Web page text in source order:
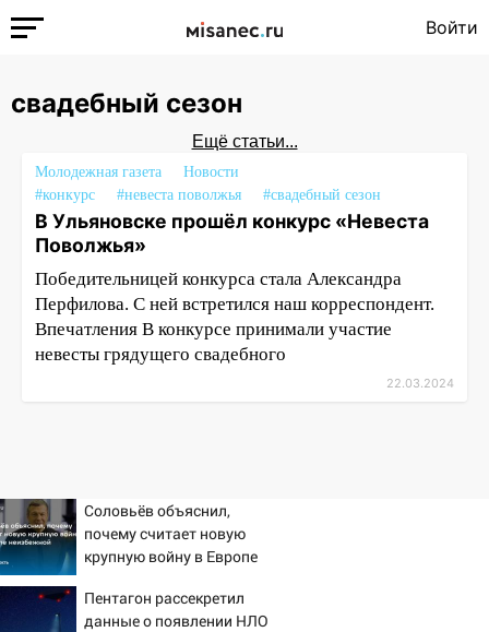
Войти
свадебный сезон
Ещё статьи...
Молодежная газета
Новости
#конкурс
#невеста поволжья #свадебный сезон
В Ульяновске прошёл конкурс «Невеста
Поволжья»
Победительницей конкурса стала Александра
Перфилова. С ней встретился наш корреспондент.
Впечатления В конкурсе принимали участие
невесты грядущего свадебного
22.03.2024
Соловьёв объяснил,
почему считает новую
крупную войну в Европе
Пентагон рассекретил
данные о появлении НЛО